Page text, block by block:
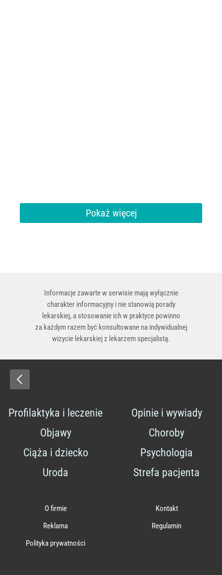
Pokaż więcej
Informacje zawarte w serwisie mają wyłącznie
charakter informacyjny i nie stanowią porady
lekarskiej, a stosowanie ich w praktyce powinno
za każdym razem być konsultowane na indywidualnej
wizycie lekarskiej z lekarzem specjalistą.
Profilaktyka i leczenie
Opinie i wywiady
Objawy
Choroby
Ciąża i dziecko
Psychologia
Uroda
Strefa pacjenta
O firmie
Kontakt
Reklama
Regulamin
Polityka prywatności